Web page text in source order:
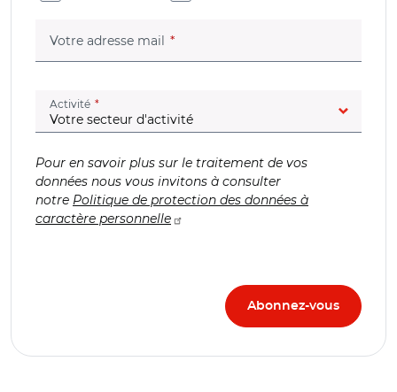
Votre adresse mail (champ obligatoire)
Activité (champ obligatoire)
Pour en savoir plus sur le traitement de vos
données nous vous invitons à consulter
notre Politique de protection des données à
caractère personnelle